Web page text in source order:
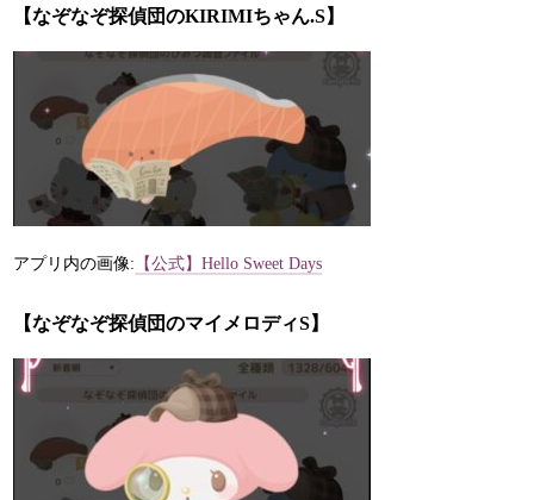
【なぞなぞ探偵団のKIRIMIちゃん.S】
アプリ内の画像: 【公式】Hello Sweet Days
【なぞなぞ探偵団のマイメロディS】